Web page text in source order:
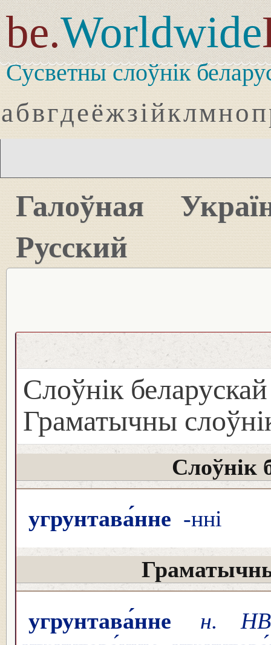
be.Worldwide
Сусветны слоўнік
абвгдеёжзійклмноп
Галоўная
Русский
Слоўнік
Граматычны
Слоўнік
угрунтава́нне -нні
угрунтава́нне н. НВ